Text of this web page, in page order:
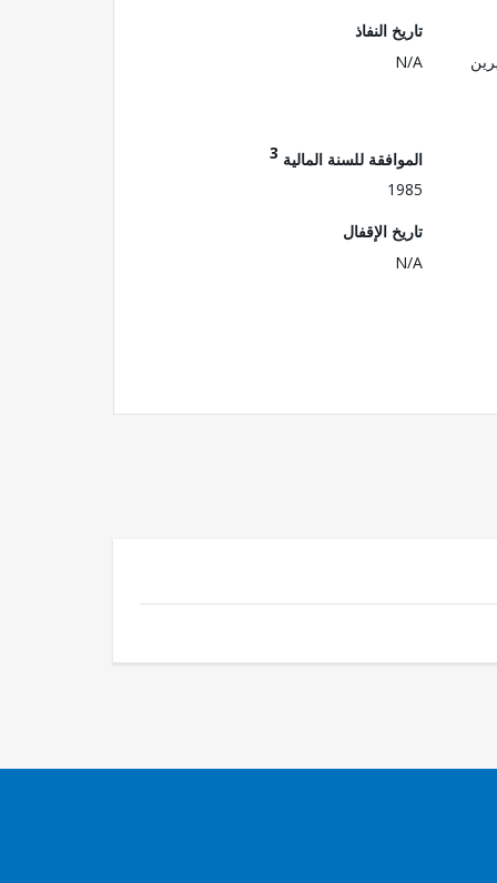
تاريخ النفاذ
N/A
الموافقة للسنة المالية 3
1985
تاريخ الإقفال
N/A